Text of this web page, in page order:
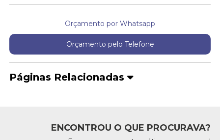
Orçamento por Whatsapp
Orçamento pelo Telefone
Páginas Relacionadas
ENCONTROU O QUE PROCURAVA?